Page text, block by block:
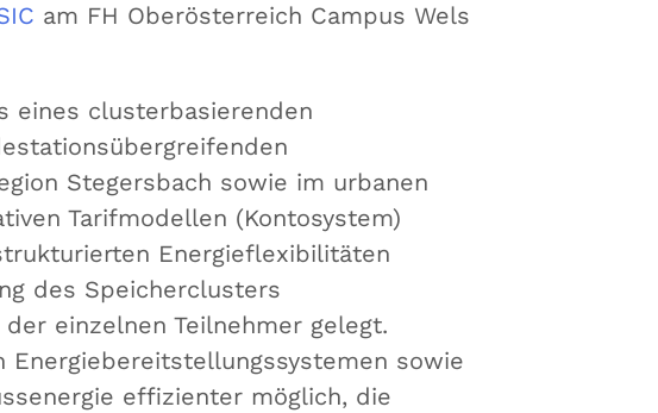
am FH Oberösterreich Campus Wels
eines clusterbasierenden
Stegersbach sowie im urbanen
Tarifmodellen (Kontosystem)
Energieflexibilitäten
des Speicherclusters
einzelnen Teilnehmer gelegt.
sowie
effizienter möglich, die